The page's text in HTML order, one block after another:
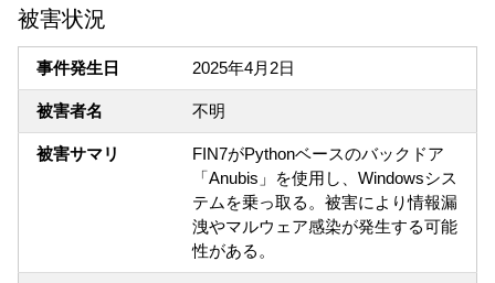
被害状況
事件発生日 2025年4月2日
被害者名 不明
被害サマリ
FIN7がPythonベースのバックドア
「Anubis」を使用し、Windowsシス
テムを乗っ取る。被害により情報漏
洩やマルウェア感染が発生する可能
性がある。